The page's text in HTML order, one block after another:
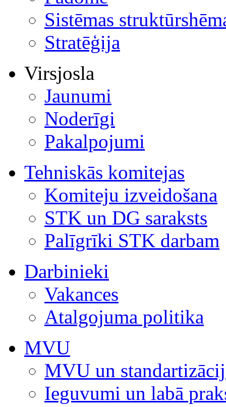
Sistēmas
Stratēģija
Virsjosla
Jaunumi
Noderīgi
Pakalpojumi
Tehniskās komitejas
Komiteju izveidošana
STK un DG saraksts
Palīgrīki STK darbam
Darbinieki
Vakances
Atalgojuma politika
MVU
MVU un
Ieguvumi un labā